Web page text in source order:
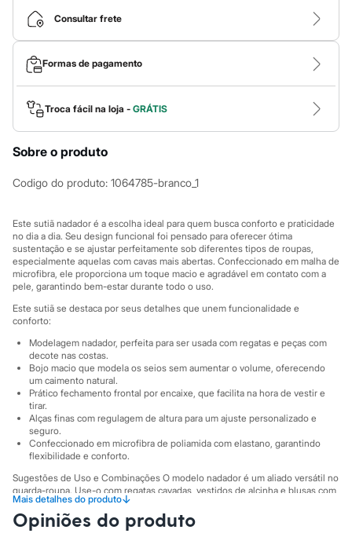
Bonés e Chapéus
Bijoux
Cintos
Óculos
Relógios
Calçados
Botas
Chinelos
Rasteirinhas
Sandálias
Sapatilhas
Tênis
Marcas
Clock House
Mindset
Sawary
Yessica
Moda esportiva
Acessórios
Blusas
Calçados
Leggings
Shorts e Bermudas
Tops
Moda íntima
Calcinhas
Cintas e Modeladores
Meias
Pijamas
Sutiãs e Tops
Moda praia
Biquínis
Maiôs
Saídas de praia
Personagens
Plus size
Consultar frete
Formas de pagamento
Troca fácil na loja - GRÁTIS
Sobre o produto
Codigo do produto: 1064785-branco_1
Este sutiã nadador é a escolha ideal para quem busca conforto e praticidade
no dia a dia. Seu design funcional foi pensado para oferecer ótima
sustentação e se ajustar perfeitamente sob diferentes tipos de roupas,
especialmente aquelas com cavas mais abertas. Confeccionado em malha de
microfibra, ele proporciona um toque macio e agradável em contato com a
pele, garantindo bem-estar durante todo o uso.
Este sutiã se destaca por seus detalhes que unem funcionalidade e
conforto:
Modelagem nadador, perfeita para ser usada com regatas e peças com
decote nas costas.
Bojo macio que modela os seios sem aumentar o volume, oferecendo
um caimento natural.
Prático fechamento frontal por encaixe, que facilita na hora de vestir e
tirar.
Alças finas com regulagem de altura para um ajuste personalizado e
seguro.
Confeccionado em microfibra de poliamida com elastano, garantindo
flexibilidade e conforto.
Sugestões de Uso e Combinações O modelo nadador é um aliado versátil no
guarda-roupa. Use-o com regatas cavadas, vestidos de alcinha e blusas com
recortes nas costas para um visual onde as alças do sutiã não ficam
aparentes. Sua estrutura com bojo e fecho frontal o torna uma peça de moda
íntima indispensável para looks casuais e esportivos, proporcionando a
Mais detalhes do produto↓
Opiniões do produto